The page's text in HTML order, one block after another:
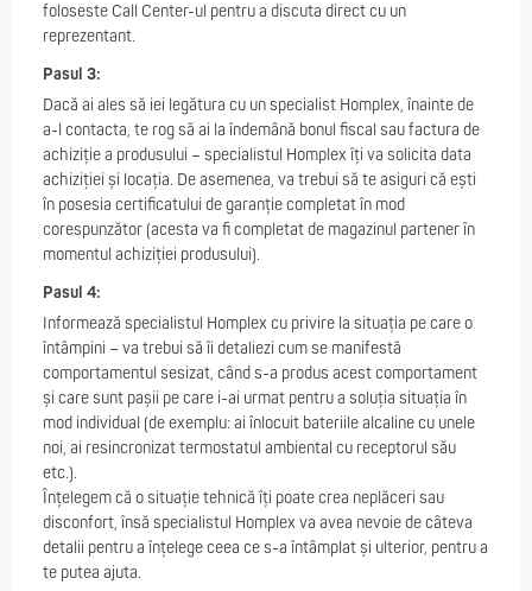
foloseste Call Center-ul pentru a discuta direct cu un
reprezentant.
Pasul 3:
Dacă ai ales să iei legătura cu un specialist Homplex, înainte de
a-l contacta, te rog să ai la îndemână bonul fiscal sau factura de
achiziție a produsului – specialistul Homplex îți va solicita data
achiziției și locația. De asemenea, va trebui să te asiguri că ești
în posesia certificatului de garanție completat în mod
corespunzător (acesta va fi completat de magazinul partener în
momentul achiziției produsului).
Pasul 4:
Informează specialistul Homplex cu privire la situația pe care o
întâmpini – va trebui să îi detaliezi cum se manifestă
comportamentul sesizat, când s-a produs acest comportament
și care sunt pașii pe care i-ai urmat pentru a soluția situația în
mod individual (de exemplu: ai înlocuit bateriile alcaline cu unele
noi, ai resincronizat termostatul ambiental cu receptorul său
etc.).
Înțelegem că o situație tehnică îți poate crea neplăceri sau
disconfort, însă specialistul Homplex va avea nevoie de câteva
detalii pentru a înțelege ceea ce s-a întâmplat și ulterior, pentru a
te putea ajuta.